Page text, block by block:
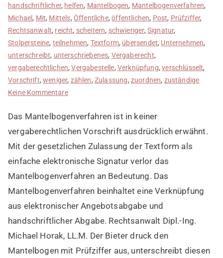
handschriftlicher, helfen, Mantelbogen, Mantelbogenverfahren,
Michael, Mit, Mittels, Öffentliche,öffentlichen, Post, Prüfziffer,
Rechtsanwalt, reicht, scheitern, schwieriger, Signatur,
Stolpersteine, teilnehmen, Textform, übersendet, Unternehmen,
unterschreibt, unterschriebenes, Vergaberecht,
vergaberechtlichen,Vergabestelle, Verknüpfung,verschlüsselt,
Vorschrift,weniger, zählen, Zulassung, zuordnen, zuständige
Keine Kommentarezu
von
Mantelbogenverfahren
Das Mantelbogenverfahren ist in keiner
vergaberechtlichen Vorschrift ausdrücklich erwähnt.
Mit der gesetzlichen Zulassung der Textform als
einfache elektronische Signatur verlor das
Mantelbogenverfahren an Bedeutung. Das
Mantelbogenverfahren beinhaltet eine Verknüpfung
aus elektronischer Angebotsabgabe und
handschriftlicher Abgabe. Rechtsanwalt Dipl.-Ing.
Michael Horak, LL.M. Der Bieter druck den
Mantelbogen mit Prüfziffer aus, unterschreibt diesen